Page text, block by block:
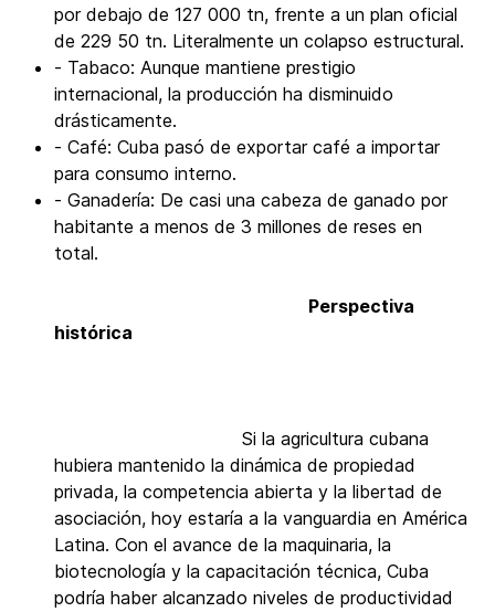
por debajo de 127 000 tn, frente a un plan oficial
de 229 50 tn. Literalmente un colapso estructural.
- Tabaco: Aunque mantiene prestigio
internacional, la producción ha disminuido
drásticamente.
- Café: Cuba pasó de exportar café a importar
para consumo interno.
- Ganadería: De casi una cabeza de ganado por
habitante a menos de 3 millones de reses en
total.
Perspectiva
histórica
Si la agricultura cubana
hubiera mantenido la dinámica de propiedad
privada, la competencia abierta y la libertad de
asociación, hoy estaría a la vanguardia en América
Latina. Con el avance de la maquinaria, la
biotecnología y la capacitación técnica, Cuba
podría haber alcanzado niveles de productividad